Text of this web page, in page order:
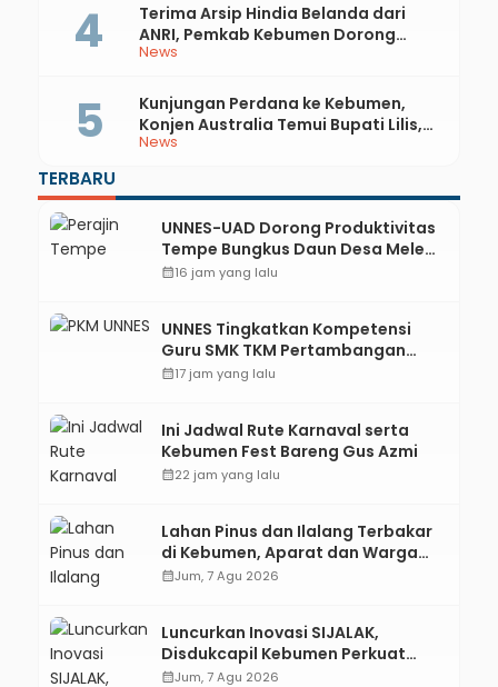
News
Terima Arsip Hindia Belanda dari
ANRI, Pemkab Kebumen Dorong
Integrasi Sejarah, Geopark, dan
News
Kunjungan Perdana ke Kebumen,
Konjen Australia Temui Bupati Lilis,
Ini yang Dibahas
TERBARU
UNNES-UAD Dorong Produktivitas
Tempe Bungkus Daun Desa Meles,
Bantu Mesin dan Pendampingan
calendar_month16 jam yang lalu
UNNES Tingkatkan Kompetensi
Guru SMK TKM Pertambangan
Kebumen melalui Desain Green
calendar_month17 jam yang lalu
Ini Jadwal Rute Karnaval serta
Kebumen Fest Bareng Gus Azmi
calendar_month22 jam yang lalu
Lahan Pinus dan Ilalang Terbakar
di Kebumen, Aparat dan Warga
Padamkan Api Secara Manual
calendar_monthJum, 7 Agu 2026
Luncurkan Inovasi SIJALAK,
Disdukcapil Kebumen Perkuat
Jejaring Literasi Adminduk hingga
calendar_monthJum, 7 Agu 2026